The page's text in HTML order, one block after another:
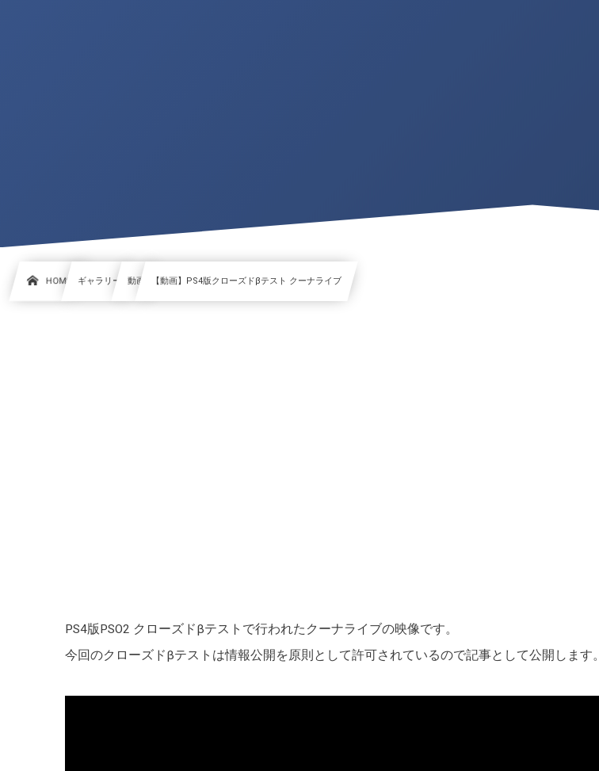
HOME ギャラリー 動画 【動画】PS4版クローズドβテスト クーナライブ
PS4版PSO2 クローズドβテストで行われたクーナライブの映像です。
今回のクローズドβテストは情報公開を原則として許可されているので記事として公開します。